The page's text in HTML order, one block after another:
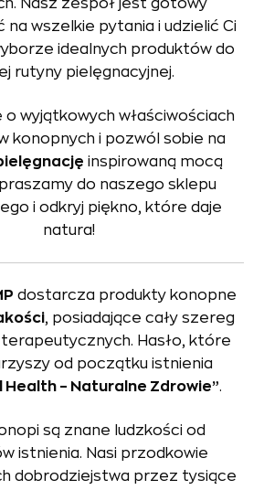
Nasz zespół jest gotowy
na wszelkie pytania i udzielić Ci
idealnych produktów do
rutyny pielęgnacyjnej.
o wyjątkowych właściwościach
konopnych i pozwól sobie na
inspirowaną mocą
do naszego sklepu
i odkryj piękno, które daje
natura!
dostarcza produkty konopne
, posiadające cały szereg
terapeutycznych. Hasło, które
od początku istnienia
Health – Naturalne Zdrowie”.
są znane ludzkości od
istnienia. Nasi przodkowie
dobrodziejstwa przez tysiące